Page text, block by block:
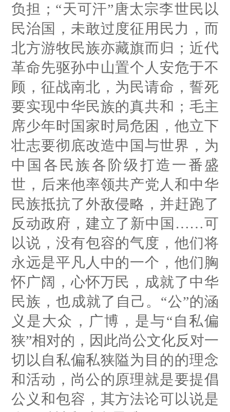
负担；“天可汗”唐太宗李世民以
民治国，未敢过度征用民力，而
北方游牧民族亦藏旗而归；近代
革命先驱孙中山置个人安危于不
顾，征战南北，为民请命，誓死
要实现中华民族的真共和；毛主
席少年时国家时局危困，他立下
壮志要彻底改造中国与世界，为
中国各民族各阶级打造一番盛
世，后来他率领共产党人和中华
民族抵抗了外敌侵略，并赶跑了
反动政府，建立了新中国……可
以说，没有包容的气度，他们将
永远是平凡人中的一个，他们胸
怀广阔，心怀万民，成就了中华
民族，也成就了自己。“公”的涵
义是大众，广博，是与“自私偏
狭”相对的，因此尚公文化反对一
切以自私偏私狭隘为目的的理念
和活动，尚公的原理就是要提倡
公义和包容，其方法论可以说是